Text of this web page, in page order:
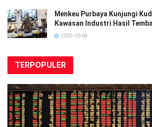
Menkeu Purbaya Kunjungi
Kawasan Industri Hasil
2025-10-04
TERPOPULER